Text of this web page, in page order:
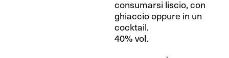
consumarsi liscio, con
ghiaccio oppure in un
cocktail.
40% vol.